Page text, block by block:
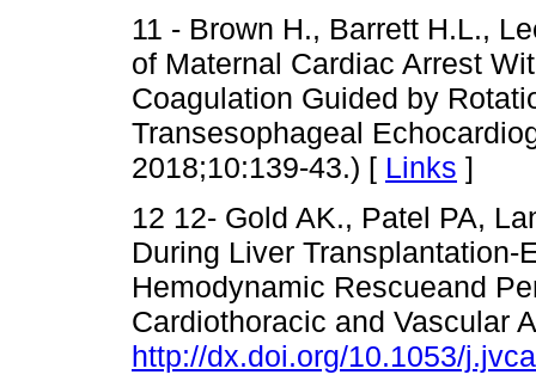
11 - Brown H., Barrett H.L.,
of Maternal Cardiac Arrest
Coagulation Guided by
Transesophageal
2018;10:139-43.) [ Links ]
12 12- Gold AK., Patel PA,
During Liver Transplantation-
Hemodynamic Rescueand
Cardiothoracic and Vascular
http://dx.doi.org/10.1053/